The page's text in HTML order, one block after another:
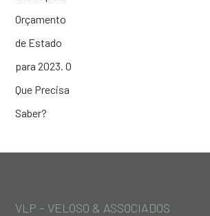
VLP – VELOSO & ASSOCIADOS